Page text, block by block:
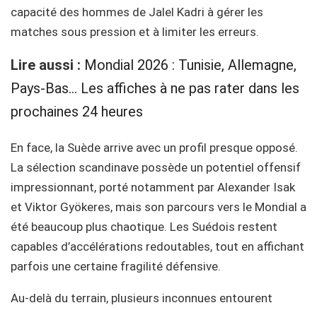
capacité des hommes de Jalel Kadri à gérer les
matches sous pression et à limiter les erreurs.
Lire aussi : Mondial 2026 : Tunisie, Allemagne,
Pays-Bas… Les affiches à ne pas rater dans les
prochaines 24 heures
En face, la Suède arrive avec un profil presque opposé.
La sélection scandinave possède un potentiel offensif
impressionnant, porté notamment par Alexander Isak
et Viktor Gyökeres, mais son parcours vers le Mondial a
été beaucoup plus chaotique. Les Suédois restent
capables d’accélérations redoutables, tout en affichant
parfois une certaine fragilité défensive.
Au-delà du terrain, plusieurs inconnues entourent